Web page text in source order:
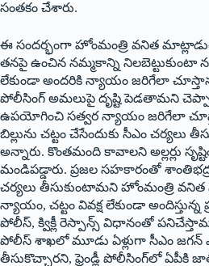
సంతకం చేశారు.
ఈ సందర్భంగా హోంమంత్రి వనిత
‌తనపై ఉంచిన నమ్మకాన్ని నిలబెట్టుకుంటా
లేకుండా అందరికి న్యాయం జరిగేలా
పోలీసింగ్‌ అమలుపై దృష్టి పెడతామని
ఉపయోగించి సత్వర న్యాయం జరిగేలా
బిల్లును చట్టం చేసేందుకు సీఎం చర్యలు
అన్నారు. కొంతమంది కావాలని అల్లర్లు
మండిపడ్డారు. ప్రజల సహకారంతో
చర్యలు తీసుకుంటామని హోంమంత్రి వనిత
న్యాయం, చట్టం వివక్ష లేకుండా అందిస్తున్న
పోలీస్‌, ‌క్విక్లీ రెస్పాన్స్ ‌విధానంతో
పోలీస్‌ ‌శాఖలో మూడు ఏళ్లుగా సీఎం జగన్‌
తీసుకొచ్చారని, ఫ్రెండ్లీ పోలీసింగ్‌లో ఏపీకి